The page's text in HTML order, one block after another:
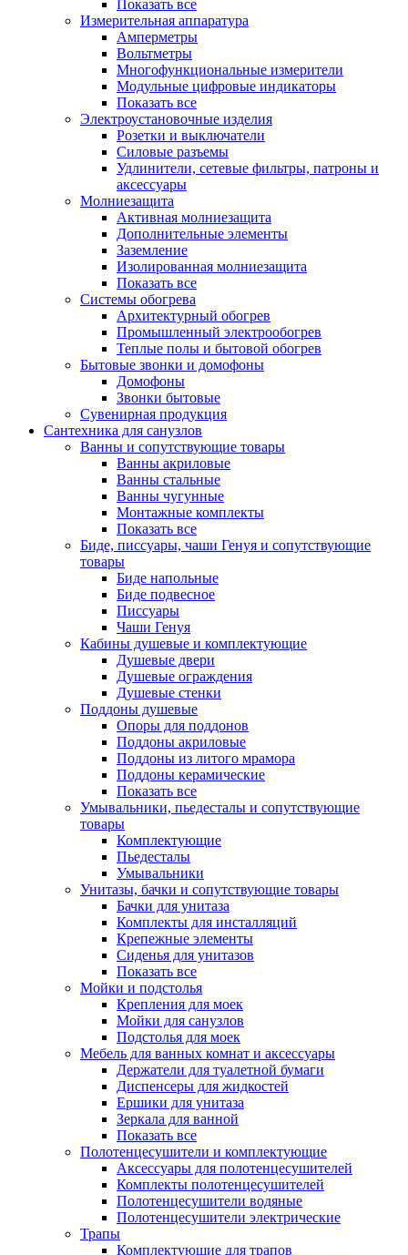
Показать все
Измерительная аппаратура
Амперметры
Вольтметры
Многофункциональные измерители
Модульные цифровые индикаторы
Показать все
Электроустановочные изделия
Розетки и выключатели
Силовые разъемы
Удлинители, сетевые фильтры, патроны и
аксессуары
Молниезащита
Активная молниезащита
Дополнительные элементы
Заземление
Изолированная молниезащита
Показать все
Системы обогрева
Архитектурный обогрев
Промышленный электрообогрев
Теплые полы и бытовой обогрев
Бытовые звонки и домофоны
Домофоны
Звонки бытовые
Сувенирная продукция
Сантехника для санузлов
Ванны и сопутствующие товары
Ванны акриловые
Ванны стальные
Ванны чугунные
Монтажные комплекты
Показать все
Биде, писсуары, чаши Генуя и сопутствующие
товары
Биде напольные
Биде подвесное
Писсуары
Чаши Генуя
Кабины душевые и комплектующие
Душевые двери
Душевые ограждения
Душевые стенки
Поддоны душевые
Опоры для поддонов
Поддоны акриловые
Поддоны из литого мрамора
Поддоны керамические
Показать все
Умывальники, пьедесталы и сопутствующие
товары
Комплектующие
Пьедесталы
Умывальники
Унитазы, бачки и сопутствующие товары
Бачки для унитаза
Комплекты для инсталляций
Крепежные элементы
Сиденья для унитазов
Показать все
Мойки и подстолья
Крепления для моек
Мойки для санузлов
Подстолья для моек
Мебель для ванных комнат и аксессуары
Держатели для туалетной бумаги
Диспенсеры для жидкостей
Ершики для унитаза
Зеркала для ванной
Показать все
Полотенцесушители и комплектующие
Аксессуары для полотенцесушителей
Комплекты полотенцесушителей
Полотенцесушители водяные
Полотенцесушители электрические
Трапы
Комплектующие для трапов